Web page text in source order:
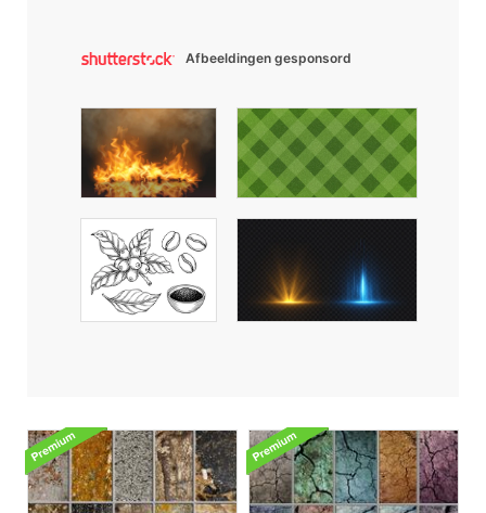
Afbeeldingen gesponsord